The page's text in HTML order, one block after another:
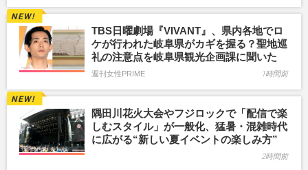
TBS日曜劇場『VIVANT』、県内各地でロ
ケが行われた岐阜県がカギを握る？聖地巡
礼の注意点を岐阜県観光企画課に聞いた
週刊女性PRIME 1時間前
隅田川花火大会やフジロックで「配信で楽
しむスタイル」が一般化、猛暑・混雑時代
に広がる“新しい夏イベントの楽しみ方”
2時間前